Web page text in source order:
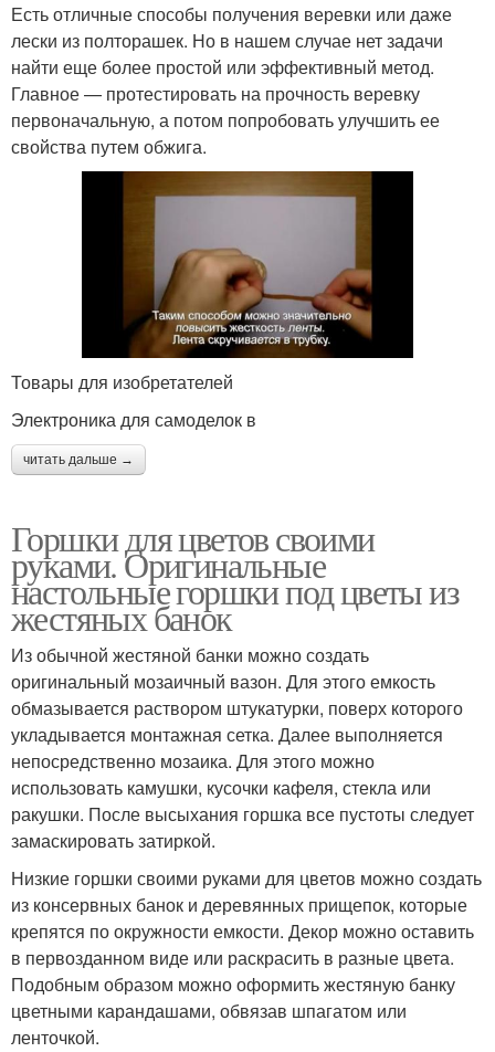
Есть отличные способы получения веревки или даже
лески из полторашек. Но в нашем случае нет задачи
найти еще более простой или эффективный метод.
Главное — протестировать на прочность веревку
первоначальную, а потом попробовать улучшить ее
свойства путем обжига.
Товары для изобретателей
Электроника для самоделок в
читать дальше →
Горшки для цветов своими
руками. Оригинальные
настольные горшки под цветы из
жестяных банок
Из обычной жестяной банки можно создать
оригинальный мозаичный вазон. Для этого емкость
обмазывается раствором штукатурки, поверх которого
укладывается монтажная сетка. Далее выполняется
непосредственно мозаика. Для этого можно
использовать камушки, кусочки кафеля, стекла или
ракушки. После высыхания горшка все пустоты следует
замаскировать затиркой.
Низкие горшки своими руками для цветов можно создать
из консервных банок и деревянных прищепок, которые
крепятся по окружности емкости. Декор можно оставить
в первозданном виде или раскрасить в разные цвета.
Подобным образом можно оформить жестяную банку
цветными карандашами, обвязав шпагатом или
ленточкой.